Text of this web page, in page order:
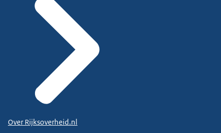
Over Rijksoverheid.nl